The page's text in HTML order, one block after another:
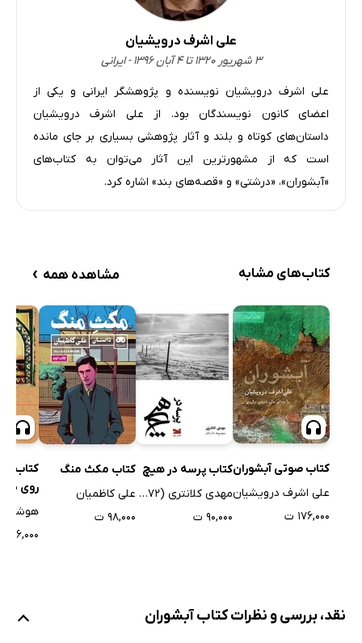
علی اشرف درویشیان
۳ شهریور ۱۳۲۰ تا ۴ آبان ۱۳۹۶ - ایرانی
علی اشرف درویشیان نویسنده و پژوهشگر ایرانی و یکی از
اعضای کانون نویسندگان بود. از علی اشرف درویشیان
داستان‌های کوتاه و بلند و آثار پژوهشی بسیاری بر جای مانده
است که از مشهورترین این آثار می‌توان به کتاب‌های
«آبشوران»، «درشتی» و «قصه‌های بند» اشاره کرد.
کتاب‌های مشابه مشاهده همه ›
کتاب صوتی آبشوران
علی اشرف درویشیان
۱۷۶,۰۰۰ ت
کتاب پرسه در هیچ
مهدی کلانتری (۱۳۷۲)
۹۰,۰۰۰ ت
کتاب مکث منگ
علی کاظمیان
۹۸,۰۰۰ ت
کتاب
روی
۸۶,۰۰۰ ت
نقد، بررسی و نظرات کتاب آبشوران